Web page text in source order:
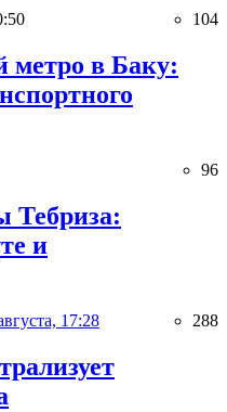
104
метро в Баку:
96
Тебриза:
и
17:28 288